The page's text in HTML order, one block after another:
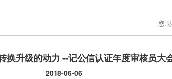
您现
换升级的动力 --记公信认证年度审核员大
2018-06-06